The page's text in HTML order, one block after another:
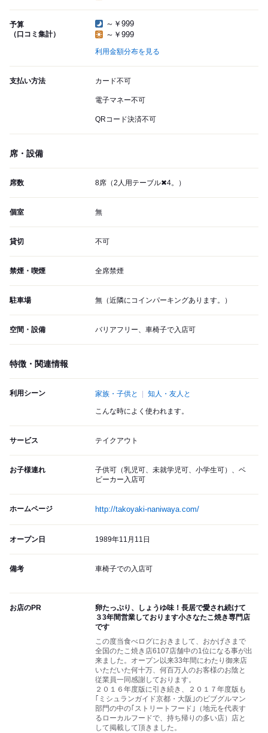
予算
（口コミ集計）
～￥999
～￥999
利用金額分布を見る
支払い方法 カード不可
電子マネー不可
QRコード決済不可
席・設備
席数 8席（2人用テーブル✖4。）
個室 無
貸切 不可
禁煙・喫煙 全席禁煙
駐車場 無（近隣にコインパーキングあります。）
空間・設備 バリアフリー、車椅子で入店可
特徴・関連情報
利用シーン 家族・子供と 知人・友人と
こんな時によく使われます。
サービス テイクアウト
お子様連れ
子供可（乳児可、未就学児可、小学生可）、ベ
ビーカー入店可
ホームページ http://takoyaki-naniwaya.com/
オープン日 1989年11月11日
備考 車椅子での入店可
お店のPR
卵たっぷり、しょうゆ味！長居で愛され続けて
３3年間営業しております小さなたこ焼き専門店
です
この度当食べログにおきまして、おかげさまで
全国のたこ焼き店6107店舗中の1位になる事が出
来ました。オープン以来33年間にわたり御来店
いただいた何十万、何百万人のお客様のお陰と
従業員一同感謝しております。
２０１６年度版に引き続き、２０１７年度版も
｢ミシュランガイド京都・大阪｣のビブグルマン
部門の中の｢ストリートフード｣（地元を代表す
るローカルフードで、持ち帰りの多い店）店と
して掲載して頂きました。